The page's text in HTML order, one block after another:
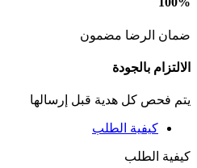
ضمان الرضا مضمون
الالتزام بالجودة
يتم فحص كل هدية قبل إرسالها
كيفية الطلب
كيفية الطلب